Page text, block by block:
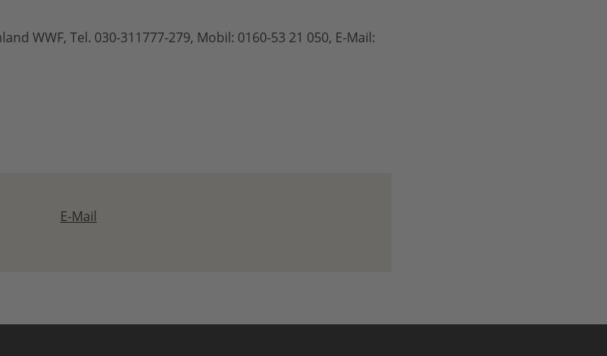
WWF, Tel. 030-311777-279, Mobil: 0160-53 21 050, E-Mail:
E-Mail